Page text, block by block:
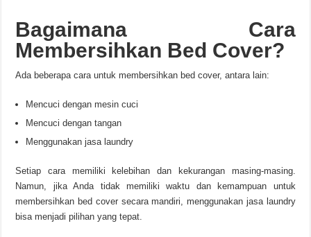
Bagaimana Cara
Membersihkan Bed Cover?
Ada beberapa cara untuk membersihkan bed cover, antara lain:
Mencuci dengan mesin cuci
Mencuci dengan tangan
Menggunakan jasa laundry
Setiap cara memiliki kelebihan dan kekurangan masing-masing.
Namun, jika Anda tidak memiliki waktu dan kemampuan untuk
membersihkan bed cover secara mandiri, menggunakan jasa laundry
bisa menjadi pilihan yang tepat.